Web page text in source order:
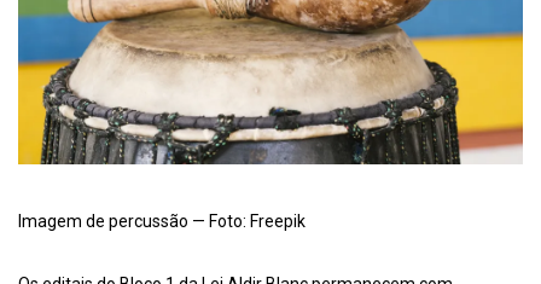
Imagem de percussão — Foto: Freepik